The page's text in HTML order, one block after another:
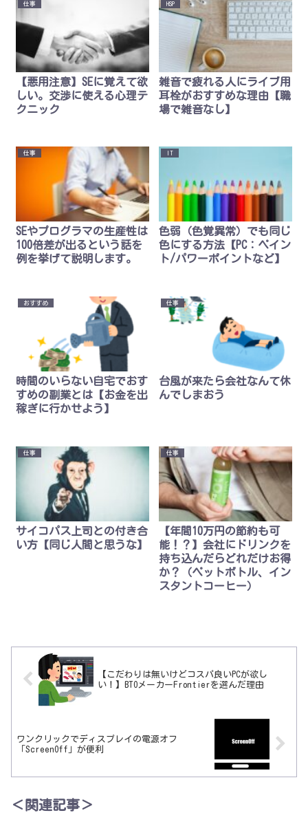
仕事
【悪用注意】SEに覚えて欲
しい。交渉に使える心理テ
クニック
HSP
雑音で疲れる人にライブ用
耳栓がおすすめな理由【職
場で雑音なし】
仕事
SEやプログラマの生産性は
100倍差が出るという話を
例を挙げて説明します。
IT
色弱（色覚異常）でも同じ
色にする方法【PC：ペイン
ト/パワーポイントなど】
おすすめ
時間のいらない自宅でおす
すめの副業とは【お金を出
稼ぎに行かせよう】
仕事
台風が来たら会社なんて休
んでしまおう
仕事
サイコパス上司との付き合
い方【同じ人間と思うな】
仕事
【年間10万円の節約も可
能！？】会社にドリンクを
持ち込んだらどれだけお得
か？（ペットボトル、イン
スタントコーヒー）
【こだわりは無いけどコスパ良いPCが欲し
い！】BTOメーカーFrontierを選んだ理由
ワンクリックでディスプレイの電源オフ
「ScreenOff」が便利
＜関連記事＞